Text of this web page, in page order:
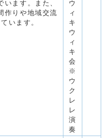
います。また、
作りや地域交流
います。
ウ
ィ
キ
ウ
ィ
キ
会
※
ウ
ク
レ
レ
演
奏